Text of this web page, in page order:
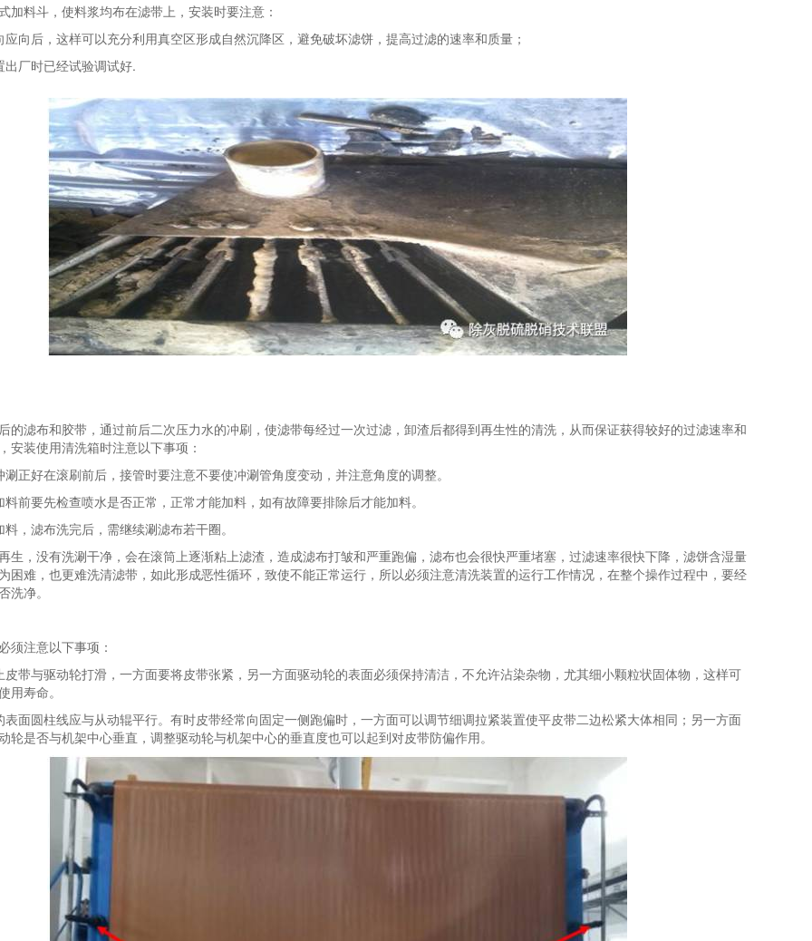
加料斗，使料浆均布在滤带上，安装时要注意：
应向后，这样可以充分利用真空区形成自然沉降区，避免破坏滤饼，提高过滤的速率和质量；
出厂时已经试验调试好.
的滤布和胶带，通过前后二次压力水的冲刷，使滤带每经过一次过滤，卸渣后都得到再生性的清洗，从而保证获得较好的过滤速率和
安装使用清洗箱时注意以下事项：
涮正好在滚刷前后，接管时要注意不要使冲涮管角度变动，并注意角度的调整。
料前要先检查喷水是否正常，正常才能加料，如有故障要排除后才能加料。
料，滤布洗完后，需继续涮滤布若干圈。
生，没有洗涮干净，会在滚筒上逐渐粘上滤渣，造成滤布打皱和严重跑偏，滤布也会很快严重堵塞，过滤速率很快下降，滤饼含湿量
困难，也更难洗清滤带，如此形成恶性循环，致使不能正常运行，所以必须注意清洗装置的运行工作情况，在整个操作过程中，要经
洗净。
须注意以下事项：
皮带与驱动轮打滑，一方面要将皮带张紧，另一方面驱动轮的表面必须保持清洁，不允许沾染杂物，尤其细小颗粒状固体物，这样可
用寿命。
表面圆柱线应与从动辊平行。有时皮带经常向固定一侧跑偏时，一方面可以调节细调拉紧装置使平皮带二边松紧大体相同；另一方面
轮是否与机架中心垂直，调整驱动轮与机架中心的垂直度也可以起到对皮带防偏作用。